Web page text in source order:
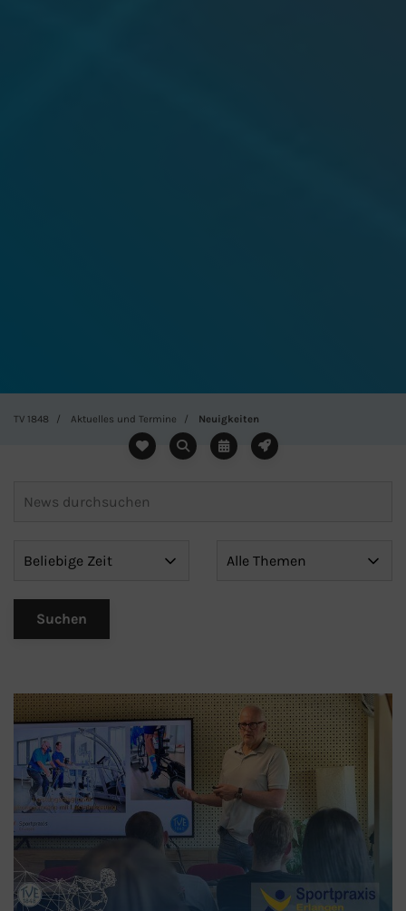
TV 1848 Aktuelles und Termine Neuigkeiten